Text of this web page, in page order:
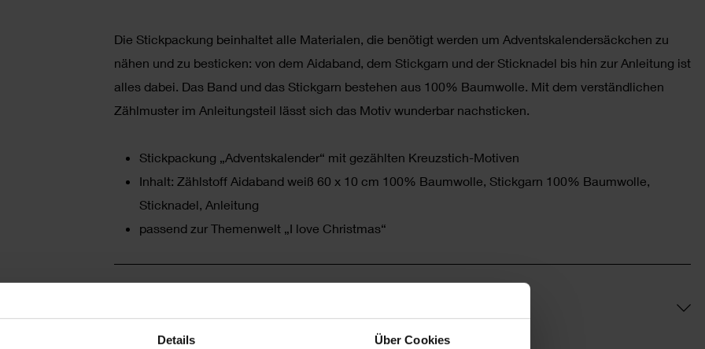
Details Über Cookies
Die Stickpackung beinhaltet alle Materialen, die benötigt werden um Adventskalendersäckchen zu
nähen und zu besticken: von dem Aidaband, dem Stickgarn und der Sticknadel bis hin zur Anleitung ist
alles dabei. Das Band und das Stickgarn bestehen aus 100% Baumwolle. Mit dem verständlichen
Zählmuster im Anleitungsteil lässt sich das Motiv wunderbar nachsticken.
Stickpackung „Adventskalender“ mit gezählten Kreuzstich-Motiven
Inhalt: Zählstoff Aidaband weiß 60 x 10 cm 100% Baumwolle, Stickgarn 100% Baumwolle,
Sticknadel, Anleitung
passend zur Themenwelt „I love Christmas“